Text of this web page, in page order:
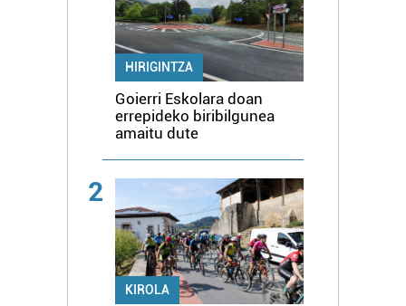
HIRIGINTZA
Goierri Eskolara doan
errepideko biribilgunea
amaitu dute
2
KIROLA